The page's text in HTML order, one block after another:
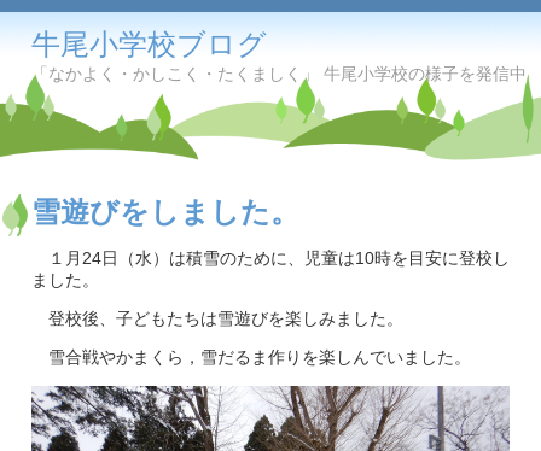
牛尾小学校ブログ
「なかよく・かしこく・たくましく」 牛尾小学校の様子を発信中
雪遊びをしました。
１月24日（水）は積雪のために、児童は10時を目安に登校し
ました。
登校後、子どもたちは雪遊びを楽しみました。
雪合戦やかまくら，雪だるま作りを楽しんでいました。